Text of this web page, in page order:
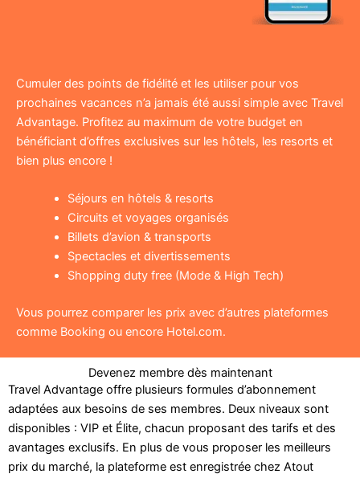
Cumuler des points de fidélité et les utiliser pour vos
prochaines vacances n’a jamais été aussi simple avec Travel
Advantage. Profitez au maximum de votre budget en
bénéficiant d’offres exclusives sur les hôtels, les resorts et
bien plus encore !
Séjours en hôtels & resorts
Circuits et voyages organisés
Billets d’avion & transports
Spectacles et divertissements
Shopping duty free (Mode & High Tech)
Vous pourrez comparer les prix avec d’autres plateformes
comme Booking ou encore Hotel.com.
Devenez membre dès maintenant
Travel Advantage offre plusieurs formules d’abonnement
adaptées aux besoins de ses membres. Deux niveaux sont
disponibles : VIP et Élite, chacun proposant des tarifs et des
avantages exclusifs. En plus de vous proposer les meilleurs
prix du marché, la plateforme est enregistrée chez Atout